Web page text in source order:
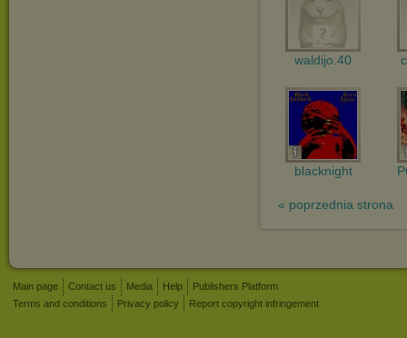
waldijo.40
blacknight
« poprzednia strona
Main page Contact us Media Help
Publishers Platform
Terms and conditions
Privacy policy Report copyright infringement